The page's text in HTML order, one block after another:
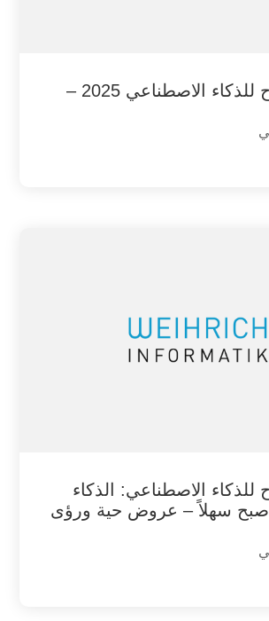
البيت المفتوح للذكاء الاصطناعي 2025 –
للذكاء الاصطناعي: الذكاء
سهلاً – عروض حية ورؤى